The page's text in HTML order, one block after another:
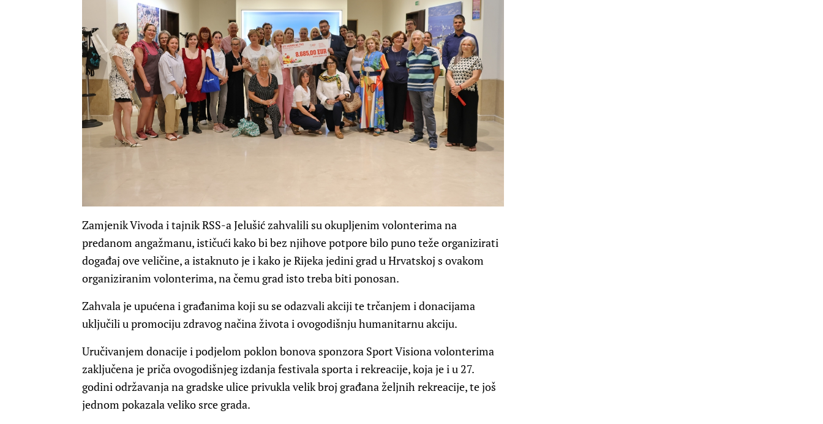
Zamjenik Vivoda i tajnik RSS-a Jelušić zahvalili su okupljenim volonterima na
predanom angažmanu, ističući kako bi bez njihove potpore bilo puno teže organizirati
događaj ove veličine, a istaknuto je i kako je Rijeka jedini grad u Hrvatskoj s ovakom
organiziranim volonterima, na čemu grad isto treba biti ponosan.
Zahvala je upućena i građanima koji su se odazvali akciji te trčanjem i donacijama
uključili u promociju zdravog načina života i ovogodišnju humanitarnu akciju.
Uručivanjem donacije i podjelom poklon bonova sponzora Sport Visiona volonterima
zaključena je priča ovogodišnjeg izdanja festivala sporta i rekreacije, koja je i u 27.
godini održavanja na gradske ulice privukla velik broj građana željnih rekreacije, te još
jednom pokazala veliko srce grada.